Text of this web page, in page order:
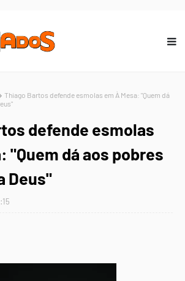
Thiago Bartos defende esmolas em À Mesa: "Quem dá
defende esmolas
"Quem dá aos pobres
Deus"